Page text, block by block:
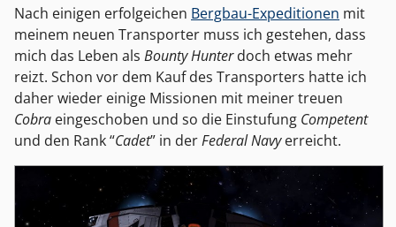
Nach einigen erfolgeichen Bergbau-Expeditionen mit
meinem neuen Transporter muss ich gestehen, dass
mich das Leben als Bounty Hunterdoch etwas mehr
reizt. Schon vor dem Kauf des Transporters hatte ich
daher wieder einige Missionen mit meiner treuen
Cobra eingeschoben und so die Einstufung Competent
und den Rank “Cadet” in derFederal Navyerreicht.